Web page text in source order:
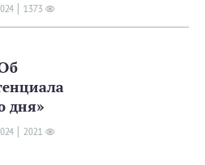
1373
дня»
2021